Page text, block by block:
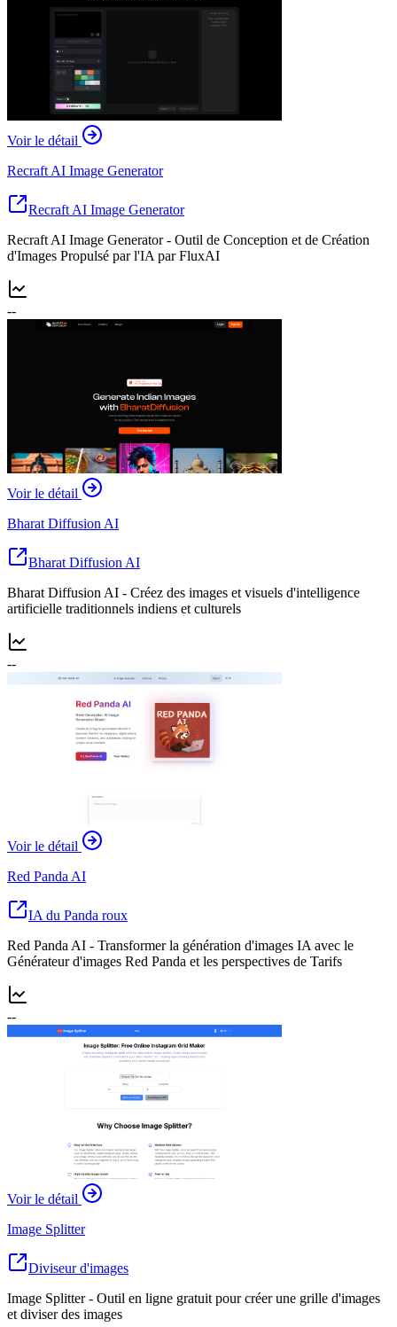
Voir le détail
Recraft AI Image Generator
Recraft AI Image Generator
Recraft AI Image Generator - Outil de Conception et de Création
d'Images Propulsé par l'IA par FluxAI
--
Voir le détail
Bharat Diffusion AI
Bharat Diffusion AI
Bharat Diffusion AI - Créez des images et visuels d'intelligence
artificielle traditionnels indiens et culturels
--
Voir le détail
Red Panda AI
IA du Panda roux
Red Panda AI - Transformer la génération d'images IA avec le
Générateur d'images Red Panda et les perspectives de Tarifs
--
Voir le détail
Image Splitter
Diviseur d'images
Image Splitter - Outil en ligne gratuit pour créer une grille d'images
et diviser des images